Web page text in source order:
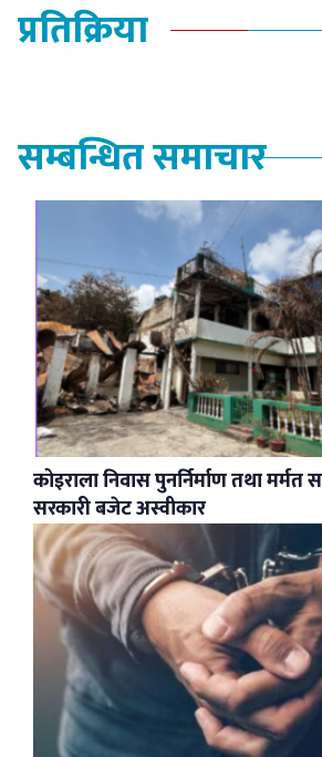
प्रतिक्रिया
सम्बन्धित समाचार
कोइराला निवास पुनर्निर्माण तथा मर्मत
सरकारी बजेट अस्वीकार